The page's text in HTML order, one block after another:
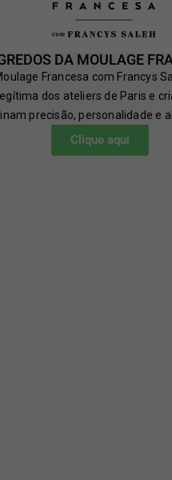
DA MOULAGE
Francesa com Francys
dos ateliers de Paris e
precisão, personalidade e
Clique aqui